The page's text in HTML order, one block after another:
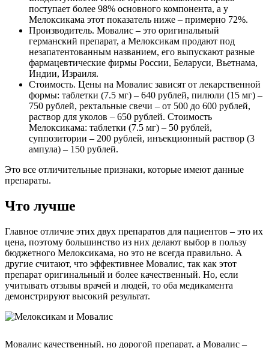
поступает более 98% основного компонента, а у
Мелоксикама этот показатель ниже – примерно 72%.
Производитель. Мовалис – это оригинальный
германский препарат, а Мелоксикам продают под
незапатентованным названием, его выпускают разные
фармацевтические фирмы России, Беларуси, Вьетнама,
Индии, Израиля.
Стоимость. Цены на Мовалис зависят от лекарственной
формы: таблетки (7.5 мг) – 640 рублей, пилюли (15 мг) –
750 рублей, ректальные свечи – от 500 до 600 рублей,
раствор для уколов – 650 рублей. Стоимость
Мелоксикама: таблетки (7.5 мг) – 50 рублей,
суппозитории – 200 рублей, инъекционный раствор (3
ампула) – 150 рублей.
Это все отличительные признаки, которые имеют данные
препараты.
Что лучше
Главное отличие этих двух препаратов для пациентов – это их
цена, поэтому большинство из них делают выбор в пользу
бюджетного Мелоксикама, но это не всегда правильно. А
другие считают, что эффективнее Мовалис, так как этот
препарат оригинальный и более качественный. Но, если
учитывать отзывы врачей и людей, то оба медикамента
демонстрируют высокий результат.
Мовалис качественный, но дорогой препарат, а Мовалис –